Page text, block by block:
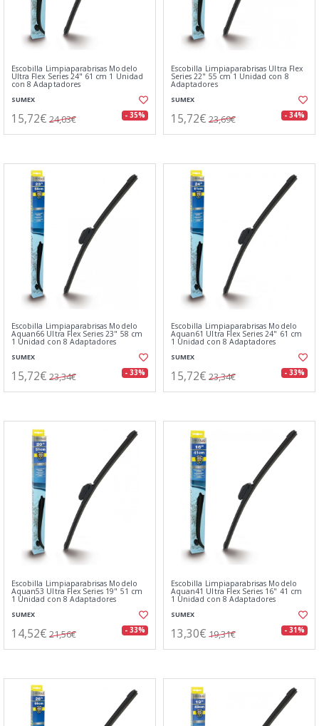
Escobilla Limpiaparabrisas Modelo
Ultra Flex Series 24" 61 cm 1 Unidad
con 8 Adaptadores
SUMEX
15,72€ 24,03€ - 35%
Escobilla Limpiaparabrisas Ultra Flex
Series 22" 55 cm 1 Unidad con 8
Adaptadores
SUMEX
15,72€ 23,69€ - 34%
Escobilla Limpiaparabrisas Modelo
Aquan66 Ultra Flex Series 23" 58 cm
1 Unidad con 8 Adaptadores
SUMEX
15,72€ 23,34€ - 33%
Escobilla Limpiaparabrisas Modelo
Aquan61 Ultra Flex Series 24" 61 cm
1 Unidad con 8 Adaptadores
SUMEX
15,72€ 23,34€ - 33%
Escobilla Limpiaparabrisas Modelo
Aquan53 Ultra Flex Series 19" 51 cm
1 Unidad con 8 Adaptadores
SUMEX
14,52€ 21,56€ - 33%
Escobilla Limpiaparabrisas Modelo
Aquan41 Ultra Flex Series 16" 41 cm
1 Unidad con 8 Adaptadores
SUMEX
13,30€ 19,31€ - 31%